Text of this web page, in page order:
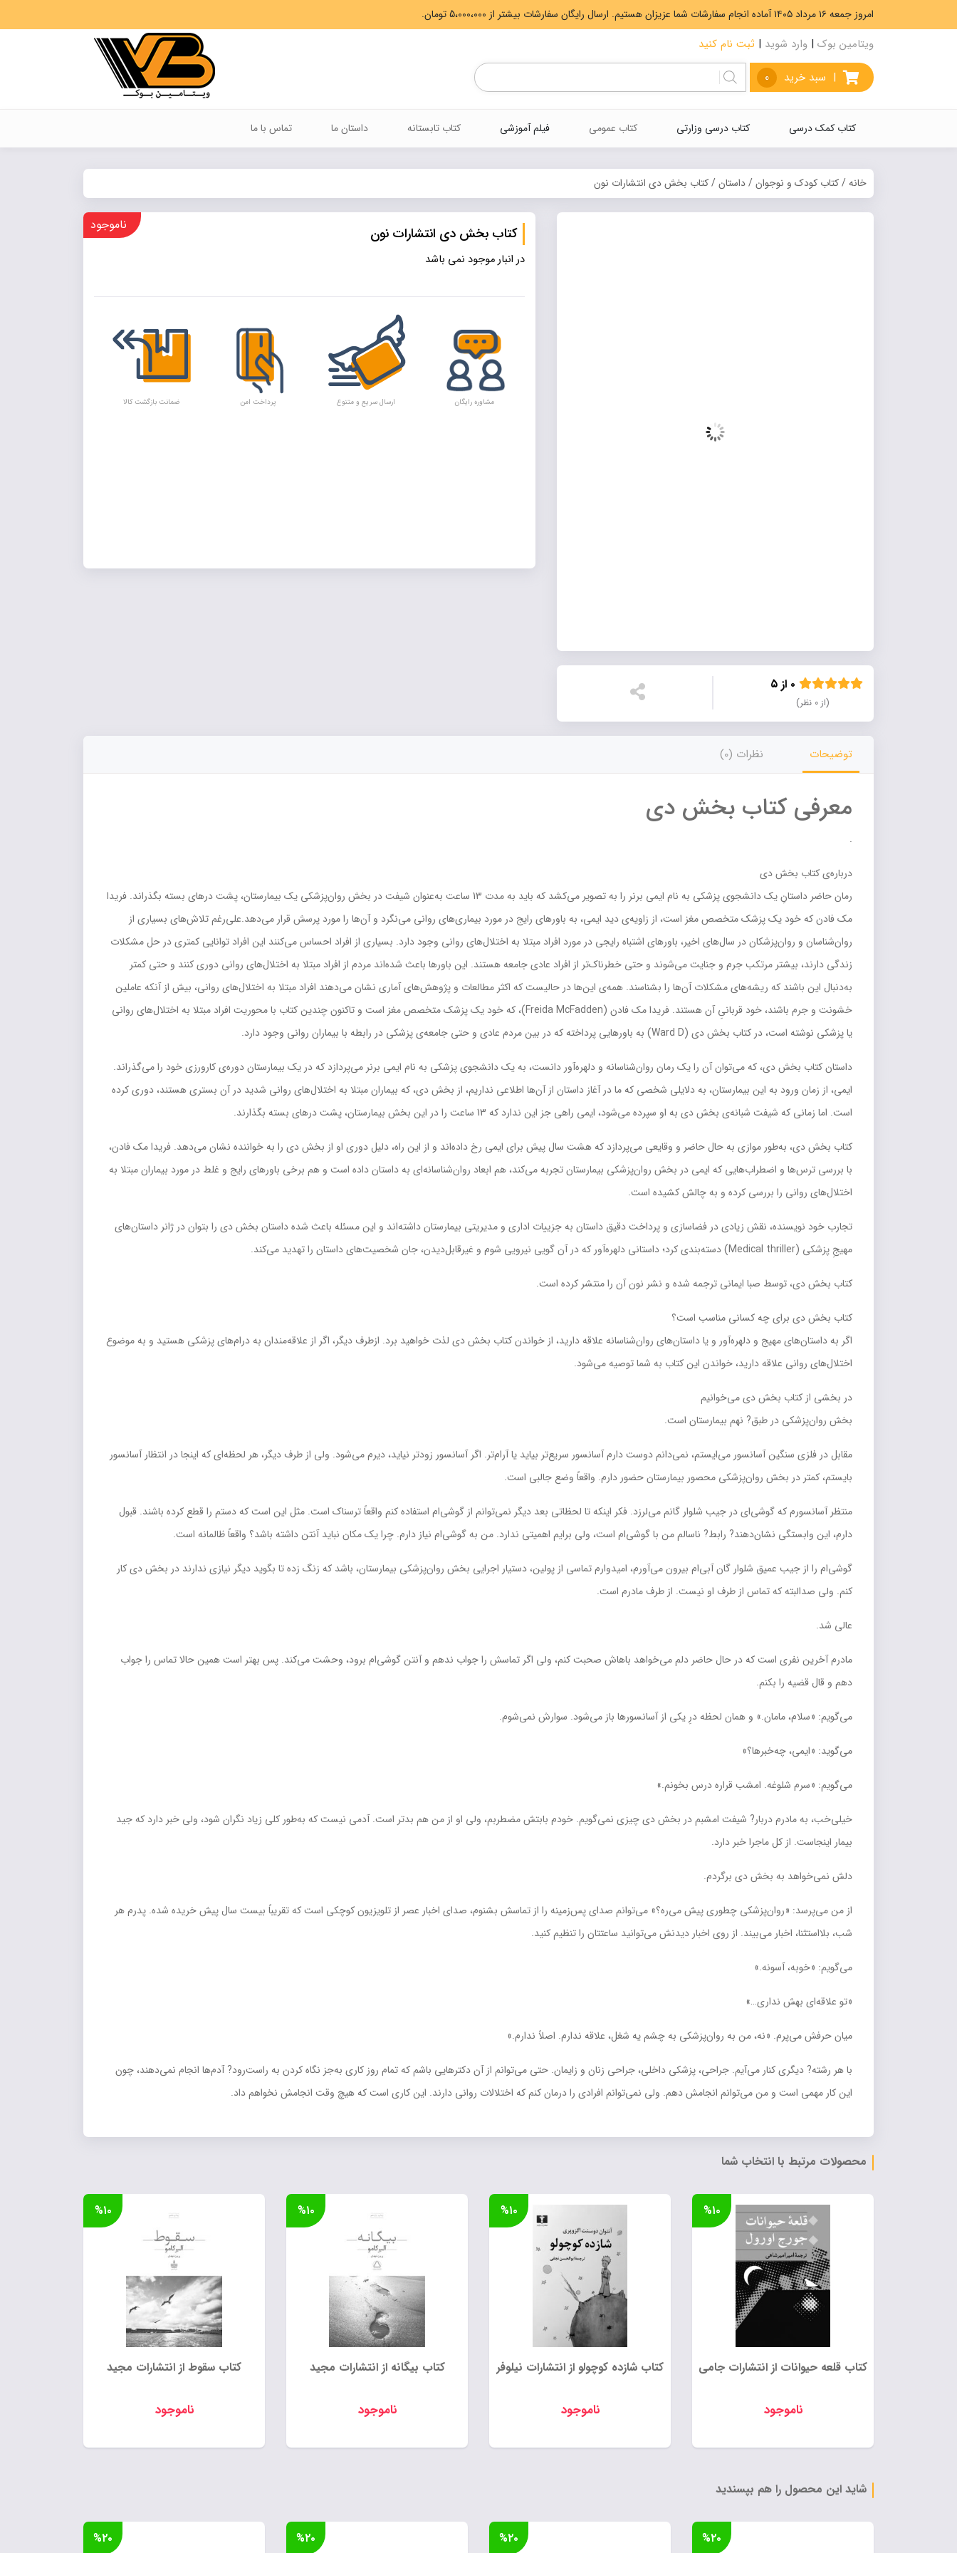
امروز جمعه ۱۶ مرداد ۱۴۰۵ آماده انجام سفارشات شما عزیزان هستیم. ارسال رایگان سفارشات بیشتر از 5،000،000 تومان.
ویتامین بوک | وارد شوید | ثبت نام کنید
| سبد خرید 0
Products
search
کتاب کمک درسی کتاب درسی وزارتی کتاب عمومی فیلم آموزشی کتاب تابستانه داستان ما تماس با ما
خانه/کتاب کودک و نوجوان/داستان/ کتاب بخش دی انتشارات نون
(از ۰ نظر)
کتاب بخش دی انتشارات نون ناموجود
در انبار موجود نمی باشد
مشاوره رایگان ارسال سریع و متنوع پرداخت امن ضمانت بازگشت کالا
توضیحات نظرات (0)
معرفی کتاب بخش دی
.
درباره‌ي کتاب بخش دي
رمان حاضر داستانِ يک دانشجوي پزشکي به نام ايمي برنر را به تصوير مي‌کشد که بايد به مدت 13 ساعت به‌عنوان شيفت در بخش روان‌پزشکي يک بيمارستان، پشت درهاي بسته بگذراند. فريدا
مک فادن که خود يک پزشک متخصص مغز است، از زاويه‌ي ديد ايمي، به باورهاي رايج در مورد بيماري‌هاي رواني مي‌نگرد و آن‌ها را مورد پرسش قرار مي‌دهد.علي‌رغم تلاش‌هاي بسياري از
روان‌شناسان و روان‌پزشکان در سال‌هاي اخير، باور‌هاي اشتباه رايجي در مورد افراد مبتلا به اختلال‌هاي رواني وجود دارد. بسياري از افراد احساس مي‌کنند اين افراد توانايي کمتري در حل مشکلات
زندگي دارند، بيشتر مرتکب جرم و جنايت مي‌شوند و حتي خطرناک‌تر از افراد عادي جامعه هستند. اين باورها باعث شده‌اند مردم از افراد مبتلا به اختلال‌هاي رواني دوري کنند و حتي کمتر
به‌دنبال اين باشند که ريشه‌هاي مشکلات آن‌ها را بشناسند. همه‌ي اين‌ها در حاليست که اکثر مطالعات و پژوهش‌هاي آماري نشان مي‌دهند افراد مبتلا به اختلال‌هاي رواني، بيش از آنکه عاملين
خشونت و جرم باشند، خود قربانيِ آن هستند. فريدا مک فادن (Freida McFadden)، که خود يک پزشک متخصص مغز است و تاکنون چندين کتاب با محوريت افراد مبتلا به اختلال‌هاي رواني
يا پزشکي نوشته است، در کتاب بخش دي (Ward D) به باورهايي پرداخته که در بين مردم عادي و حتي جامعه‌ي پزشکي در رابطه با بيماران رواني وجود دارد.
داستان کتاب بخش دي، که مي‌توان آن را يک رمان روان‌شناسانه و دلهره‌آور دانست، به يک دانشجوي پزشکي به نام ايمي برنر مي‌پردازد که در يک بيمارستان دوره‌ي کارورزي خود را مي‌گذراند.
ايمي، از زمان ورود به اين بيمارستان، به دلايلي شخصي که ما در آغاز داستان از آن‌ها اطلاعي نداريم، از بخش دي، که بيماران مبتلا به اختلال‌هاي رواني شديد در آن بستري هستند، دوري کرده
است. اما زماني که شيفت شبانه‌ي بخش دي به او سپرده مي‌شود، ايمي راهي جز اين ندارد که 13 ساعت را در اين بخش بيمارستان، پشت درهاي بسته بگذارند.
کتاب بخش دي، به‌طور موازي به حال حاضر و وقايعي مي‌پردازد که هشت سال پيش براي ايمي رخ داده‌اند و از اين راه، دليل دوري او از بخش دي را به خواننده نشان مي‌دهد. فريدا مک فادن،
با بررسي ترس‌ها و اضطراب‌هايي که ايمي در بخش روان‌پزشکي بيمارستان تجربه مي‌کند، هم ابعاد روان‌شناسانه‌اي به داستان داده است و هم برخي باورهاي رايج و غلط در مورد بيماران مبتلا به
اختلال‌هاي رواني را بررسي کرده و به چالش کشيده است.
تجارب خود نويسنده، نقش زيادي در فضاسازي و پرداخت دقيق داستان به جزييات اداري و مديريتي بيمارستان داشته‌اند و اين مسئله باعث شده داستان بخش دي را بتوان در ژانر داستان‌هاي
مهيجِ پزشکي (Medical thriller) دسته‌بندي کرد؛ داستاني دلهره‌آور که در آن گويي نيرويي شوم و غيرقابل‌ديدن، جان شخصيت‌هاي داستان را تهديد مي‌کند.
کتاب بخش دي، توسط صبا ايماني ترجمه شده و نشر نون آن را منتشر کرده است.
کتاب بخش دي براي چه کساني مناسب است؟
اگر به داستان‌هاي مهيج و دلهره‌آور و يا داستان‌هاي روان‌شناسانه علاقه داريد، از خواندن کتاب بخش دي لذت خواهيد برد. ازطرف ديگر، اگر از علاقه‌مندان به درام‌هاي پزشکي هستيد و به موضوع
اختلال‌هاي رواني علاقه داريد، خواندن اين کتاب به شما توصيه مي‌شود.
در بخشي از کتاب بخش دي مي‌خوانيم
بخش روان‌پزشکي در طبق? نهم بيمارستان است.
مقابل در فلزي سنگين آسانسور مي‌ايستم، نمي‌دانم دوست دارم آسانسور سريع‌تر بيايد يا آرام‌تر. اگر آسانسور زودتر نيايد، ديرم مي‌شود. ولي از طرف ديگر، هر لحظه‌اي که اينجا در انتظار آسانسور
بايستم، کمتر در بخش روان‌پزشکي محصور بيمارستان حضور دارم. واقعاً وضع جالبي است.
منتظر آسانسورم که گوشي‌اي در جيب شلوار گانم مي‌لرزد. فکر اينکه تا لحظاتي بعد ديگر نمي‌توانم از گوشي‌ام استفاده کنم واقعاً ترسناک است. مثل اين است که دستم را قطع کرده باشند. قبول
دارم، اين وابستگي نشان‌دهند? رابط? ناسالم من با گوشي‌ام است، ولي برايم اهميتي ندارد. من به گوشي‌ام نياز دارم. چرا يک مکان نبايد آنتن داشته باشد؟ واقعاً ظالمانه است.
گوشي‌ام را از جيب عميق شلوار گان آبي‌ام بيرون مي‌آورم، اميدوارم تماسي از پولين، دستيار اجرايي بخش روان‌پزشکي بيمارستان، باشد که زنگ زده تا بگويد ديگر نيازي ندارند در بخش دي کار
کنم. ولي صدالبته که تماس از طرف او نيست. از طرف مادرم است.
عالي شد.
مادرم آخرين نفري است که در حال حاضر دلم مي‌خواهد باهاش صحبت کنم، ولي اگر تماسش را جواب ندهم و آنتن گوشي‌ام برود، وحشت مي‌کند. پس بهتر است همين حالا تماس را جواب
دهم و قال قضيه را بکنم.
مي‌گويم: «سلام، مامان.» و همان لحظه درِ يکي از آسانسورها باز مي‌شود. سوارش نمي‌شوم.
مي‌گويد: «ايمي، چه‌خبرها؟»
مي‌گويم: «سرم شلوغه. امشب قراره درس بخونم.»
خيلي‌خب، به مادرم دربار? شيفت امشبم در بخش دي چيزي نمي‌گويم. خودم بابتش مضطربم، ولي او از من هم بدتر است. آدمي نيست که به‌طور کلي زياد نگران شود، ولي خبر دارد که جيد
بيمار اينجاست. از کل ماجرا خبر دارد.
دلش نمي‌خواهد به بخش دي برگردم.
از من مي‌پرسد: «روان‌پزشکي چطوري پيش مي‌ره؟» مي‌توانم صداي پس‌زمينه را از تماسش بشنوم، صداي اخبار عصر از تلويزيون کوچکي است که تقريباً بيست سال پيش خريده شده. پدرم هر
شب، بلااستثنا، اخبار مي‌بيند. از روي اخبار ديدنش مي‌توانيد ساعتتان را تنظيم کنيد.
مي‌گويم: «خوبه، آسونه.»
«تو علاقه‌اي بهش نداري…»
ميان حرفش مي‌پرم. «نه، من به روان‌پزشکي به چشم يه شغل، علاقه ندارم. اصلاً ندارم.»
با هر رشته? ديگري کنار مي‌آيم. جراحي، پزشکي داخلي، جراحي زنان و زايمان. حتي مي‌توانم از آن دکترهايي باشم که تمام روز کاري به‌جز نگاه کردن به راست‌رود? آدم‌ها انجام نمي‌دهند، چون
اين کار مهمي است و من مي‌توانم انجامش دهم. ولي نمي‌توانم افرادي را درمان کنم که اختلالات رواني دارند. اين کاري است که هيچ وقت انجامش نخواهم داد.
محصولات مرتبط با انتخاب شما
کتاب قلعه حیوانات از انتشارات جامی
ناموجود
%۱۰
کتاب شازده کوچولو از انتشارات نیلوفر
ناموجود
%۱۰
کتاب بیگانه از انتشارات مجید
ناموجود
%۱۰
کتاب سقوط از انتشارات مجید
ناموجود
%۱۰
شاید این محصول را هم بپسندید
%۲۰ %۲۰ %۲۰ %۲۰